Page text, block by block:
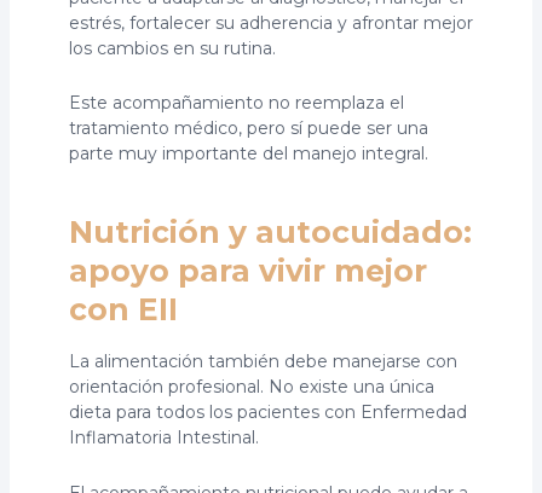
estrés, fortalecer su adherencia y afrontar mejor
los cambios en su rutina.
Este acompañamiento no reemplaza el
tratamiento médico, pero sí puede ser una
parte muy importante del manejo integral.
Nutrición y autocuidado:
apoyo para vivir mejor
con EII
La alimentación también debe manejarse con
orientación profesional. No existe una única
dieta para todos los pacientes con Enfermedad
Inflamatoria Intestinal.